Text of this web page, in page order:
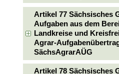
Artikel 77 Sächsisches
Aufgaben aus dem
Landkreise und
Agrar-
SächsAgrarAÜG
Artikel 78 Sächsisches